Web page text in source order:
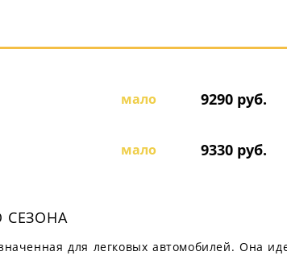
мало 9290 руб.
мало 9330 руб.
СЕЗОНА
для легковых автомобилей. Она